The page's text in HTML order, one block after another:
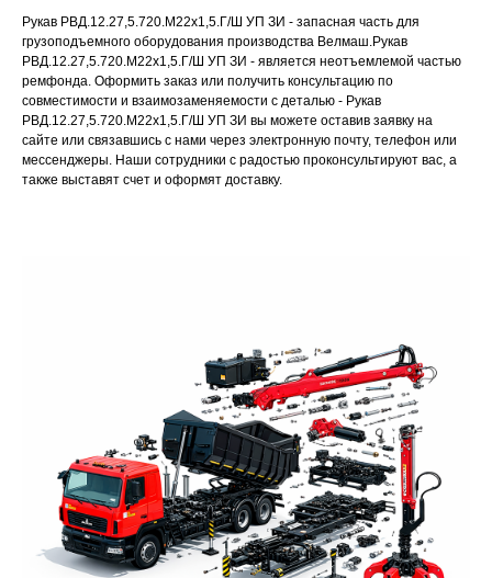
Рукав РВД.12.27,5.720.М22х1,5.Г/Ш УП ЗИ - запасная часть для
грузоподъемного оборудования производства Велмаш.Рукав
РВД.12.27,5.720.М22х1,5.Г/Ш УП ЗИ - является неотъемлемой частью
ремфонда. Оформить заказ или получить консультацию по
совместимости и взаимозаменяемости с деталью - Рукав
РВД.12.27,5.720.М22х1,5.Г/Ш УП ЗИ вы можете оставив заявку на
сайте или связавшись с нами через электронную почту, телефон или
мессенджеры. Наши сотрудники с радостью проконсультируют вас, а
также выставят счет и оформят доставку.